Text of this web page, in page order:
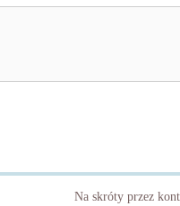
Na skróty przez